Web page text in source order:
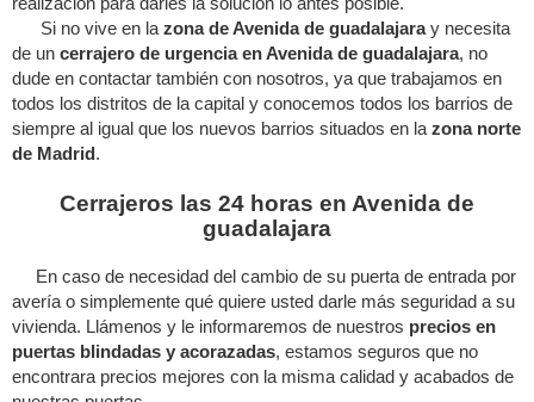
Si no vive en la zona de Avenida de guadalajaray necesita
de un cerrajero de urgencia en Avenida de guadalajara, no
dude en contactar también con nosotros, ya que trabajamos en
todos los distritos de la capital y conocemos todos los barrios de
siempre al igual que los nuevos barrios situados en la zona norte
de Madrid .
Cerrajeros las 24 horas en Avenida de
guadalajara
En caso de necesidad del cambio de su puerta de entrada por
avería o simplemente qué quiere usted darle más seguridad a su
vivienda. Llámenos y le informaremos de nuestros precios en
puertas blindadas y acorazadas, estamos seguros que no
encontrara precios mejores con la misma calidad y acabados de